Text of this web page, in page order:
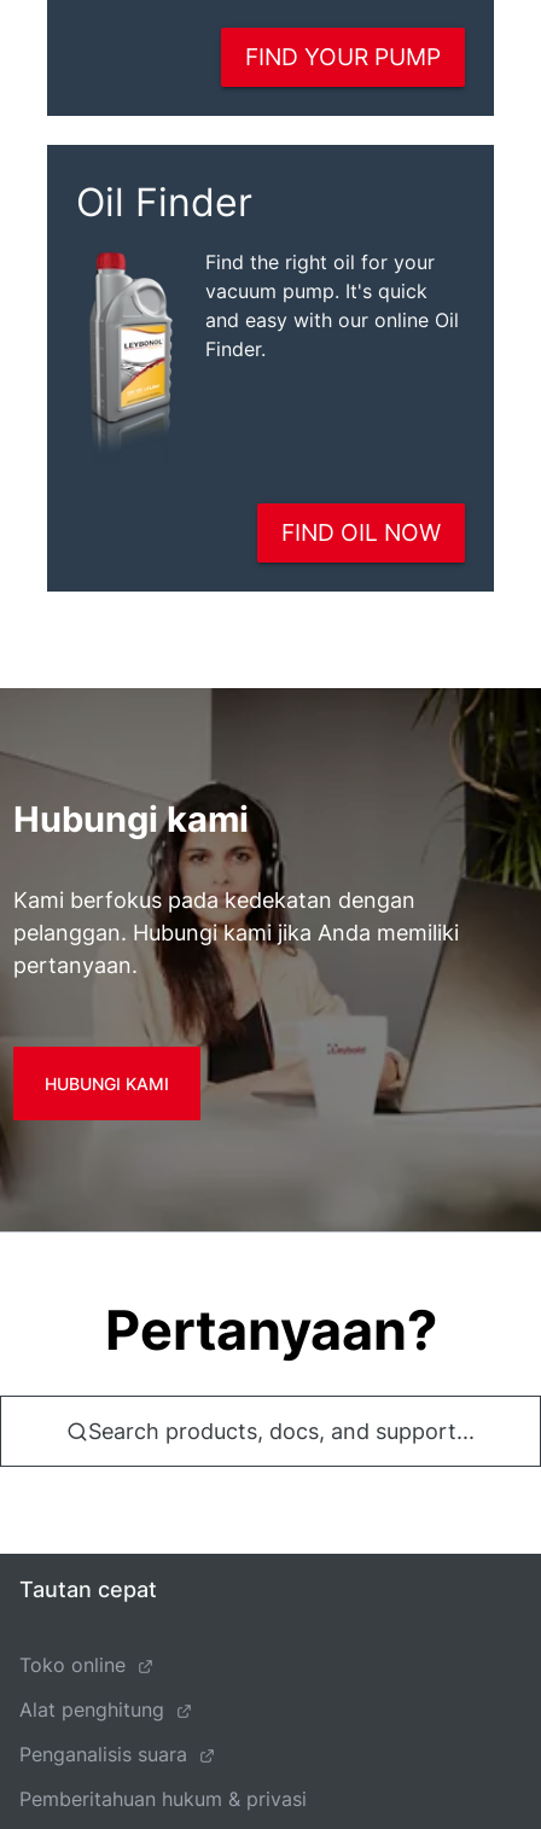
Hubungi kami
Kami berfokus pada kedekatan dengan
pelanggan. Hubungi kami jika Anda memiliki
pertanyaan.
HUBUNGI KAMI
Pertanyaan?
Search products, docs, and support...
Tautan cepat
Toko online
Alat penghitung
Penganalisis suara
Pemberitahuan hukum & privasi